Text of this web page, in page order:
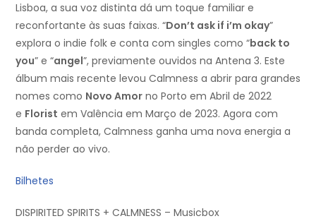
Lisboa, a sua voz distinta dá um toque familiar e
reconfortante às suas faixas. “Don’t ask if i’m okay”
explora o indie folk e conta com singles como “back to
you” e “angel”, previamente ouvidos na Antena 3. Este
álbum mais recente levou Calmness a abrir para grandes
nomes como Novo Amor no Porto em Abril de 2022
e Florist em Valência em Março de 2023. Agora com
banda completa, Calmness ganha uma nova energia a
não perder ao vivo.
Bilhetes
DISPIRITED SPIRITS + CALMNESS – Musicbox